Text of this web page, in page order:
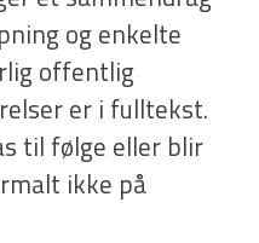
og enkelte
offentlig
er i fulltekst.
til følge eller blir
ikke på